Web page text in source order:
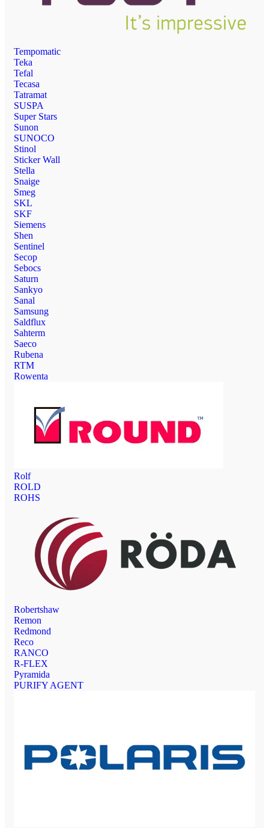
Tempomatic
Teka
Tefal
Tecasa
Tatramat
SUSPA
Super Stars
Sunon
SUNOCO
Stinol
Sticker Wall
Stella
Snaige
Smeg
SKL
SKF
Siemens
Shen
Sentinel
Secop
Sebocs
Saturn
Sankyo
Sanal
Samsung
Saldflux
Sahterm
Saeco
Rubena
RTM
Rowenta
Rolf
ROLD
ROHS
Robertshaw
Remon
Redmond
Reco
RANCO
R-FLEX
Pyramida
PURIFY AGENT